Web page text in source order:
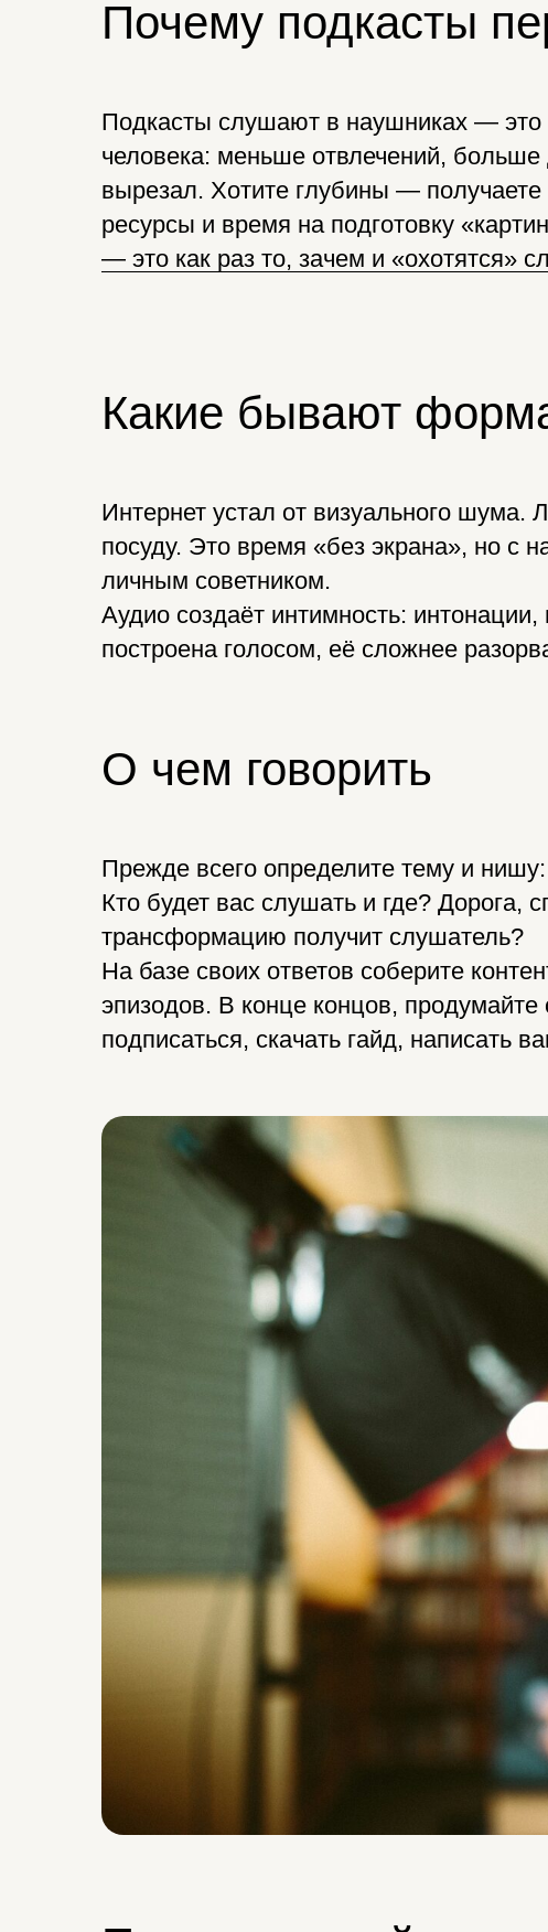
Почему подкасты
Подкасты слушают в наушниках — это
человека: меньше отвлечений,
вырезал. Хотите глубины —
ресурсы и время на подготовку
— это как раз то, зачем и «охотятся»
Какие бывают
Интернет устал от визуального
посуду. Это время «без экрана», но с
личным советником.
Аудио создаёт интимность:
построена голосом, её сложнее
О чем говорить
Прежде всего определите тему и
Кто будет вас слушать и где? Дорога,
трансформацию получит слушатель?
На базе своих ответов соберите
эпизодов. В конце концов,
подписаться, скачать гайд, написать